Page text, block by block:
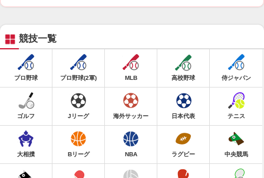
競技一覧
プロ野球 プロ野球(2軍) MLB 高校野球 侍ジャパン
ゴルフ Jリーグ 海外サッカー 日本代表 テニス
大相撲 Bリーグ NBA ラグビー 中央競馬